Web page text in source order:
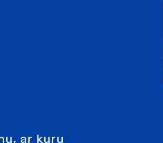
ar kuru